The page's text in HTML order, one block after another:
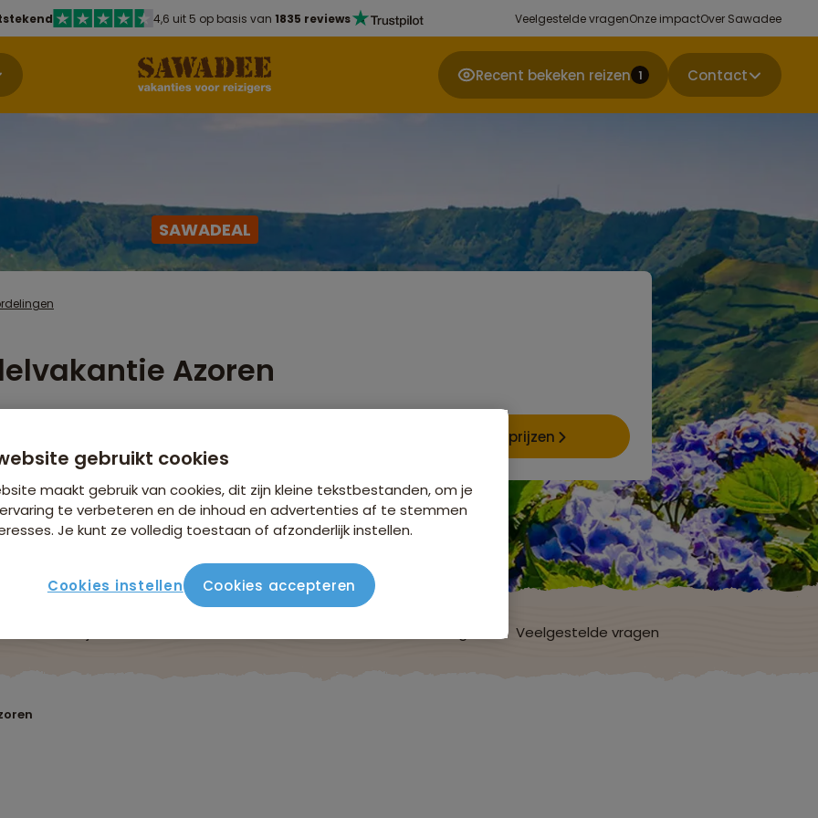
4,6 uit 5 op basis van 1835 reviews Veelgestelde vragenOnze impactOver Sawadee
Recent bekeken reizen 1 Contact
SAWADEAL
Azoren
€26,25 p.p. op basis van 2 personen
Data & prijzen
Veelgestelde vragen
gebruikt cookies
maakt gebruik van cookies, dit zijn kleine tekstbestanden, om je
te verbeteren en de inhoud en advertenties af te stemmen
Je kunt ze volledig toestaan of afzonderlijk instellen.
Cookies instellen Cookies accepteren